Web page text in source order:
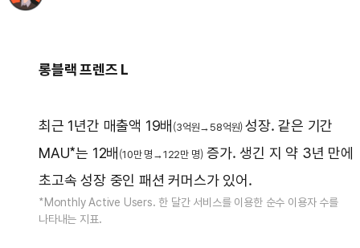
롱블랙 프렌즈 L
최근 1년간 매출액 19배 (3억원→ 58억원)성장. 같은 기간
MAU*는 12배 (10만 명→122만 명)증가. 생긴 지 약 3년 만에
초고속 성장 중인 패션 커머스가 있어.
*Monthly Active Users. 한 달간 서비스를 이용한 순수 이용자 수를
나타내는 지표.